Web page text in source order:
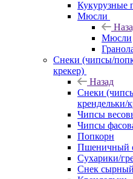
Кукурузные
Мюсли
Мюсли
Снеки (чипсы/
крекер)
Назад
Снеки
крендельки/
Чипсы
Чипсы
Попкорн
Пшеничный
Сухарики/
Снек сырный